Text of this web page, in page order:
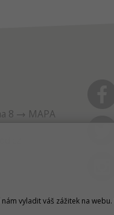
8
MAPA
vyladit váš zážitek na